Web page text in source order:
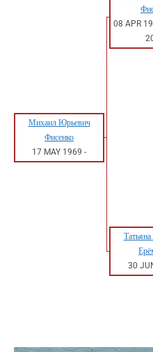
08 APR
Михаил Юрьевич
Фисенко
17 MAY 1969 -
30